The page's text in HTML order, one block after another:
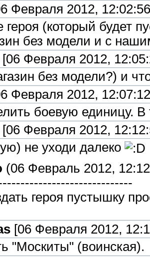
Февраля 2012,
героя (который будет
без модели и с
[06 Февраля 2012,
без модели?) и
Февраля 2012,
боевую единицу. В
[06 Февраля 2012,
не уходи далеко
(06 Февраль 2012,
героя пустышку
[06 Февраля 2012,
"Москиты" (воинская).